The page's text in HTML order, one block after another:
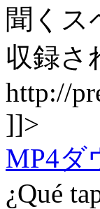
聞くス
収録さ
http://
]]>
MP4ダ
¿Qué